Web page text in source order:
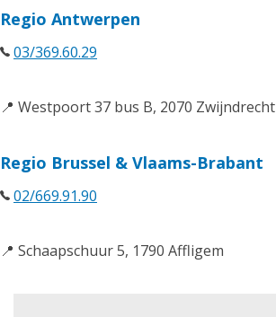
Regio Antwerpen
03/369.60.29
📍 Westpoort 37 bus B, 2070 Zwijndrecht
Regio Brussel & Vlaams-Brabant
02/669.91.90
📍 Schaapschuur 5, 1790 Affligem